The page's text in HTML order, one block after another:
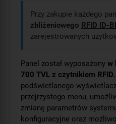
Przy zakupie każdego
zbliżeniowego RFID ID-
zarejestrowanych
Panel został wyposażony w
700 TVL z czytnikiem RFID.
podświetlanego
przejrzystego menu,
zmianę parametrów
konfiguracyjne oraz